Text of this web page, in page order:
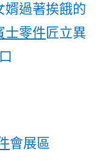
婿過著挨餓的
士零件匠立異
會展區